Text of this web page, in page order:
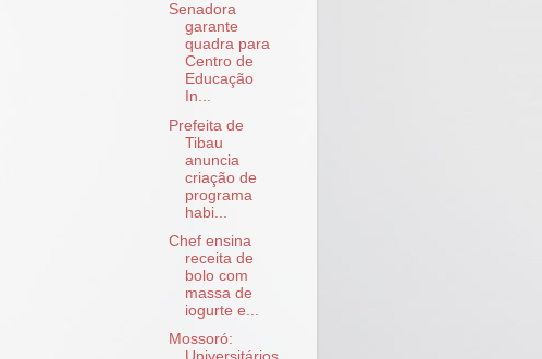
Senadora
garante
quadra para
Centro de
Educação
In...
Prefeita de
Tibau
anuncia
criação de
programa
habi...
Chef ensina
receita de
bolo com
massa de
iogurte e...
Mossoró: